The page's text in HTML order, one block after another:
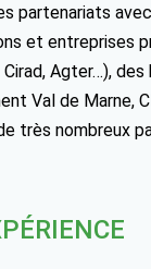
partenariats
et entreprises
Agter…), des
Val de Marne,
très nombreux